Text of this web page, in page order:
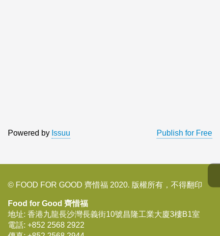
Powered by Issuu Publish for Free
© FOOD FOR GOOD 齊惜福 2020. 版權所有，不得翻印
Food for Good 齊惜福
地址: 香港九龍長沙灣長義街10號昌隆工業大廈3樓B1室
電話: +852 2568 2922